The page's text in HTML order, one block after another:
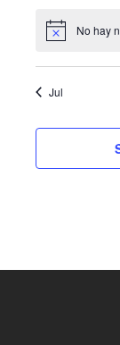
eventos,
Aviso No hay
Jul